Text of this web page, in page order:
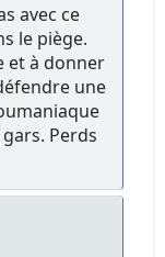
avec ce
le piège.
et à donner
une
Perds